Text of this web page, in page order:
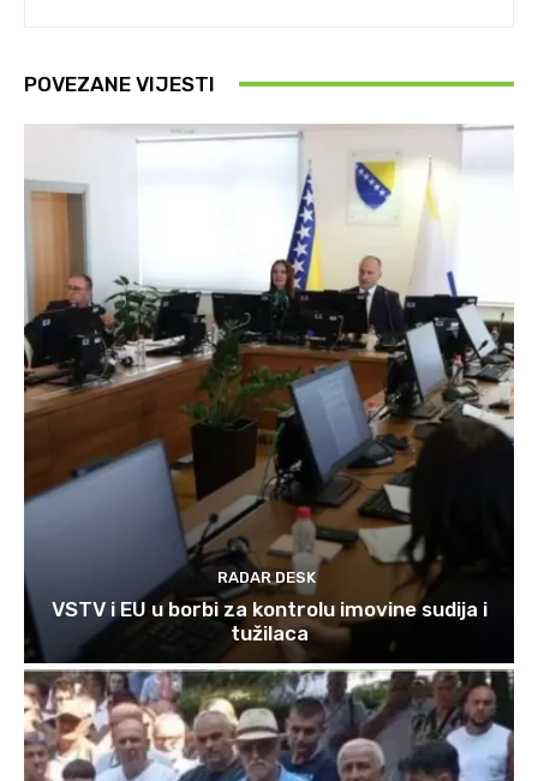
POVEZANE VIJESTI
RADAR DESK
VSTV i EU u borbi za kontrolu imovine sudija i
tužilaca